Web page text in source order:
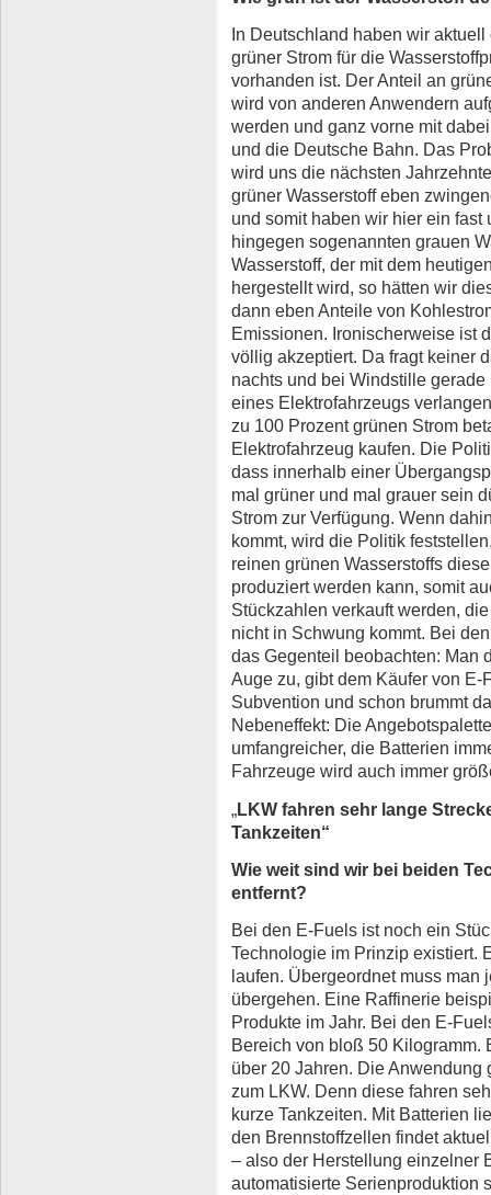
In Deutschland haben wir
grüner Strom für die
vorhanden ist. Der Anteil an
wird von anderen Anwendern
werden und ganz vorne mit
und die Deutsche Bahn. Das
wird uns die nächsten
grüner Wasserstoff eben
und somit haben wir hier ein
hingegen sogenannten grauen
Wasserstoff, der mit dem
hergestellt wird, so hätten wir
dann eben Anteile von
Emissionen. Ironischerweise ist
völlig akzeptiert. Da fragt keiner
nachts und bei Windstille
eines Elektrofahrzeugs
zu 100 Prozent grünen Strom
Elektrofahrzeug kaufen. Die
dass innerhalb einer
mal grüner und mal grauer sein
Strom zur Verfügung. Wenn
kommt, wird die Politik
reinen grünen Wasserstoffs
produziert werden kann, somit
Stückzahlen verkauft werden,
nicht in Schwung kommt. Bei
das Gegenteil beobachten: Man
Auge zu, gibt dem Käufer von
Subvention und schon brummt
Nebeneffekt: Die
umfangreicher, die Batterien
Fahrzeuge wird auch immer
„LKW fahren sehr lange
Tankzeiten“
Wie weit sind wir bei beiden
entfernt?
Bei den E-Fuels ist noch ein
Technologie im Prinzip existiert.
laufen. Übergeordnet muss man
übergehen. Eine Raffinerie
Produkte im Jahr. Bei den E-
Bereich von bloß 50 Kilogramm.
über 20 Jahren. Die
zum LKW. Denn diese fahren
kurze Tankzeiten. Mit Batterien
den Brennstoffzellen findet
– also der Herstellung einzelner
automatisierte Serienproduktion